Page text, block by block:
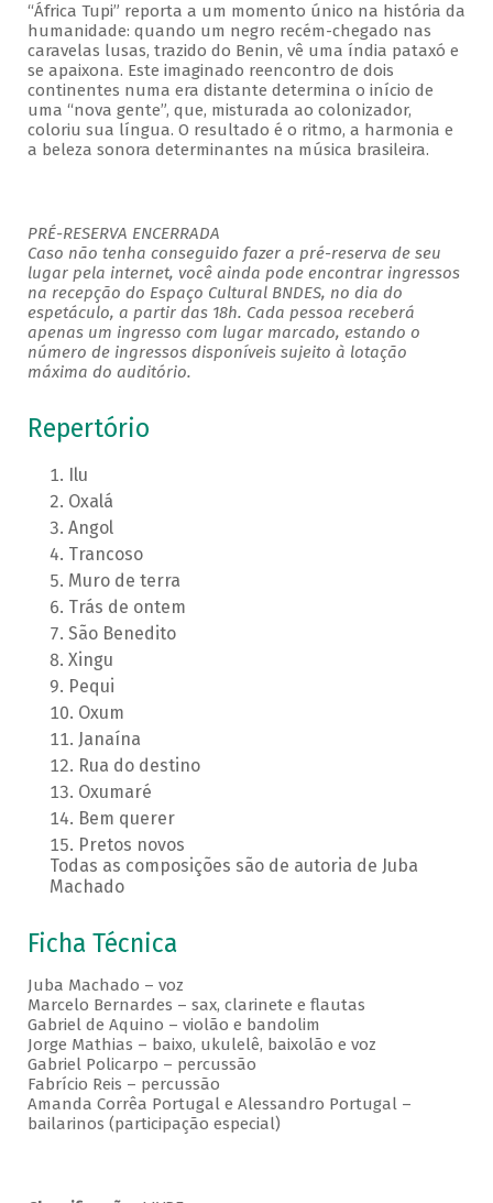
“África Tupi” reporta a um momento único na história da
humanidade: quando um negro recém-chegado nas
caravelas lusas, trazido do Benin, vê uma índia pataxó e
se apaixona. Este imaginado reencontro de dois
continentes numa era distante determina o início de
uma “nova gente”, que, misturada ao colonizador,
coloriu sua língua. O resultado é o ritmo, a harmonia e
a beleza sonora determinantes na música brasileira.
PRÉ-RESERVA ENCERRADA
Caso não tenha conseguido fazer a pré-reserva de seu
lugar pela internet, você ainda pode encontrar ingressos
na recepção do Espaço Cultural BNDES, no dia do
espetáculo, a partir das 18h. Cada pessoa receberá
apenas um ingresso com lugar marcado, estando o
número de ingressos disponíveis sujeito à lotação
máxima do auditório.
Repertório
Ilu
Oxalá
Angol
Trancoso
Muro de terra
Trás de ontem
São Benedito
Xingu
Pequi
Oxum
Janaína
Rua do destino
Oxumaré
Bem querer
Pretos novos
Todas as composições são de autoria de Juba
Machado
Ficha Técnica
Juba Machado – voz
Marcelo Bernardes – sax, clarinete e flautas
Gabriel de Aquino – violão e bandolim
Jorge Mathias – baixo, ukulelê, baixolão e voz
Gabriel Policarpo – percussão
Fabrício Reis – percussão
Amanda Corrêa Portugal e Alessandro Portugal –
bailarinos (participação especial)